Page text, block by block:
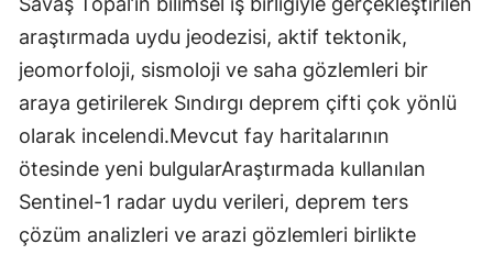
araştırmada uydu jeodezisi, aktif tektonik,
jeomorfoloji, sismoloji ve saha gözlemleri bir
araya getirilerek Sındırgı deprem çifti çok yönlü
olarak incelendi.Mevcut fay haritalarının
ötesinde yeni bulgularAraştırmada kullanılan
Sentinel-1 radar uydu verileri, deprem ters
çözüm analizleri ve arazi gözlemleri birlikte